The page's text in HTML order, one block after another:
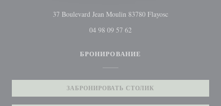
37 Boulevard Jean Moulin 83780 Flayosc((открывается в
04 98 09 57 62
БРОНИРОВАНИЕ
ЗАБРОНИРОВАТЬ СТОЛИК